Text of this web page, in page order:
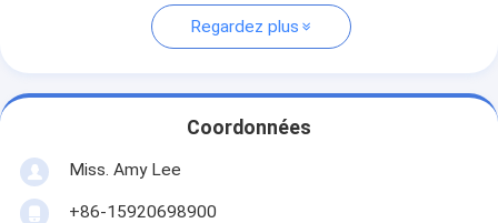
Regardez plus
Coordonnées
Miss. Amy Lee
+86-15920698900